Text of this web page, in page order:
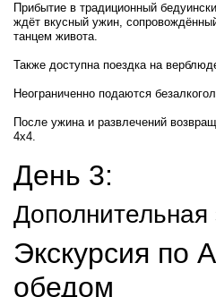
Прибытие в традиционный
ждёт вкусный ужин,
танцем живота.
Также доступна поездка на
Неограниченно подаются
После ужина и развлечений
4x4.
День 3:
Дополнительная
Экскурсия по
обедом